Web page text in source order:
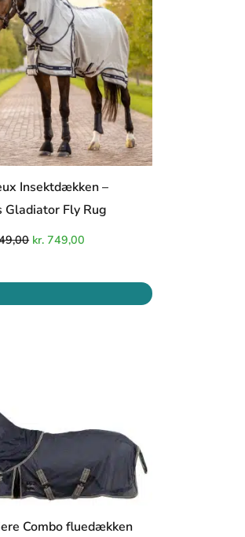
Insektdækken –
Gladiator Fly Rug
kr. 1.349,00.
kr. 749,00
kr. 749,00.
Combo fluedækken
oprindeligeaktuelle